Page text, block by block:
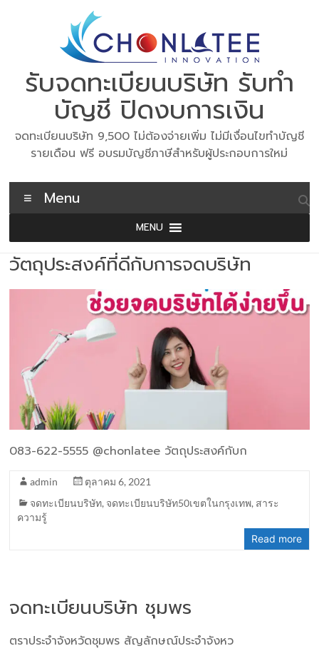
รับจดทะเบียนบริษัท รับทำ
บัญชี ปิดงบการเงิน
จดทะเบียนบริษัท 9,500 ไม่ต้องจ่ายเพิ่ม ไม่มีเงื่อนไขทำบัญชี
รายเดือน ฟรี อบรมบัญชีภาษีสำหรับผู้ประกอบการใหม่
Menu
MENU
วัตถุประสงค์ที่ดีกับการจดบริษัท
083-622-5555 @chonlatee วัตถุประสงค์กับก
admin
ตุลาคม 6, 2021
จดทะเบียนบริษัท, จดทะเบียนบริษัท50เขตในกรุงเทพ, สาระ
ความรู้
Read more
จดทะเบียนบริษัท ชุมพร
ตราประจำจังหวัดชุมพร สัญลักษณ์ประจำจังหว